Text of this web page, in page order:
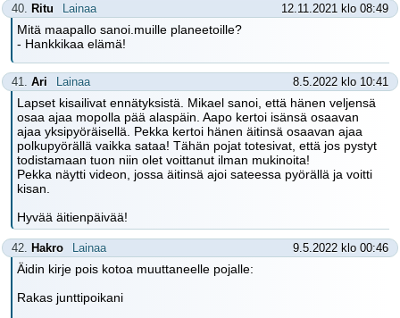
40. Ritu Lainaa 12.11.2021 klo 08:49
Mitä maapallo sanoi.muille planeetoille?
- Hankkikaa elämä!
41. Ari Lainaa 8.5.2022 klo 10:41
Lapset kisailivat ennätyksistä. Mikael sanoi, että hänen veljensä
osaa ajaa mopolla pää alaspäin. Aapo kertoi isänsä osaavan
ajaa yksipyöräisellä. Pekka kertoi hänen äitinsä osaavan ajaa
polkupyörällä vaikka sataa! Tähän pojat totesivat, että jos pystyt
todistamaan tuon niin olet voittanut ilman mukinoita!
Pekka näytti videon, jossa äitinsä ajoi sateessa pyörällä ja voitti
kisan.
Hyvää äitienpäivää!
42. Hakro Lainaa 9.5.2022 klo 00:46
Äidin kirje pois kotoa muuttaneelle pojalle:
Rakas junttipoikani